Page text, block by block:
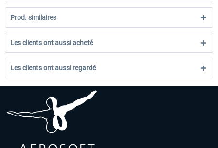
Prod. similaires
Les clients ont aussi acheté
Les clients ont aussi regardé